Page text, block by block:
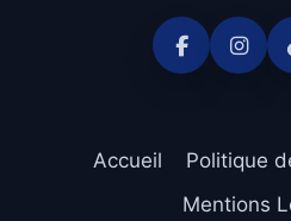
Accueil
Politique
Mentions